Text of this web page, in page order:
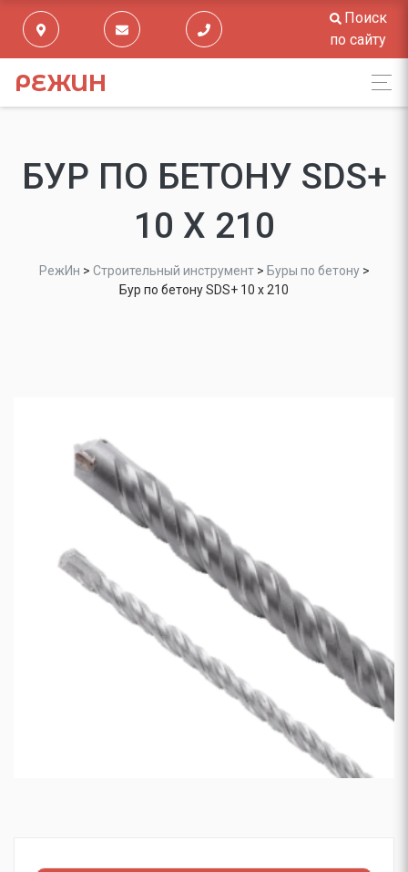
Поиск
по сайту
РЕЖИН
БУР ПО БЕТОНУ SDS+
10 Х 210
РежИн > Строительный инструмент> Буры по бетону>
Бур по бетону SDS+ 10 х 210